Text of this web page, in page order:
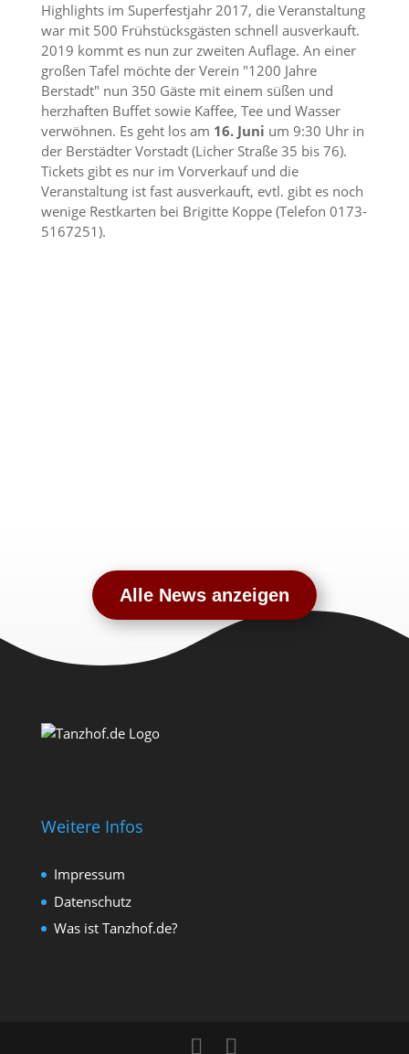
Highlights im Superfestjahr 2017, die Veranstaltung
war mit 500 Frühstücksgästen schnell ausverkauft.
2019 kommt es nun zur zweiten Auflage. An einer
großen Tafel möchte der Verein "1200 Jahre
Berstadt" nun 350 Gäste mit einem süßen und
herzhaften Buffet sowie Kaffee, Tee und Wasser
verwöhnen. Es geht los am 16. Juni um 9:30 Uhr in
der Berstädter Vorstadt (Licher Straße 35 bis 76).
Tickets gibt es nur im Vorverkauf und die
Veranstaltung ist fast ausverkauft, evtl. gibt es noch
wenige Restkarten bei Brigitte Koppe (Telefon 0173-
5167251).
Alle News anzeigen
Weitere Infos
Impressum
Datenschutz
Was ist Tanzhof.de?